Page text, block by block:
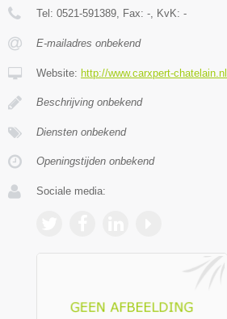
Tel: 0521-591389 , Fax: - , KvK: -
E-mailadres onbekend
Website: http://www.carxpert-chatelain.nl
Beschrijving onbekend
Diensten onbekend
Openingstijden onbekend
Sociale media: